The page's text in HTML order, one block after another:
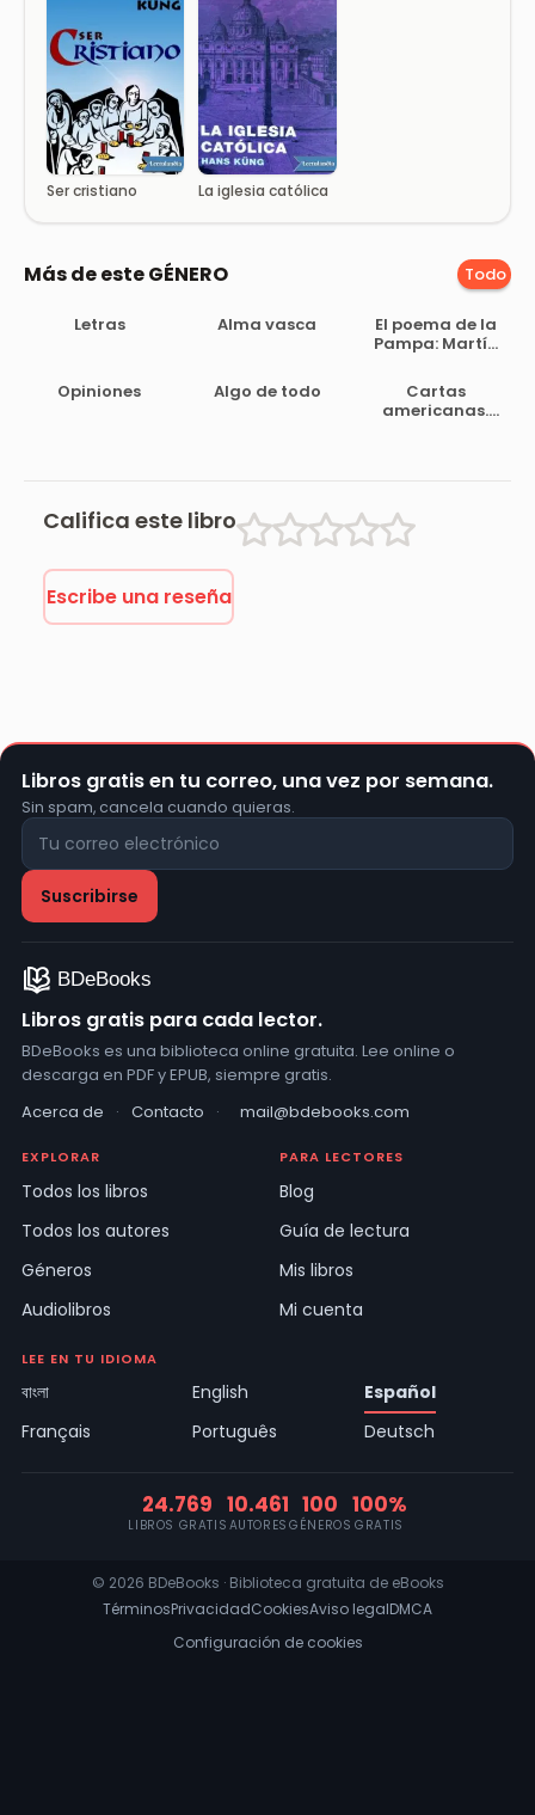
Ser cristiano La iglesia católica
Más de este GÉNERO Todo
Letras Alma vasca
El poema de la
Pampa: Martín
criollismo
español
Opiniones Algo de todo
Cartas
americanas.
Califica este libro
Escribe una reseña
Libros gratis en tu correo, una vez por semana.
Sin spam, cancela cuando quieras.
Libros gratis para cada lector.
BDeBooks es una biblioteca online gratuita. Lee online o
descarga en PDF y EPUB, siempre gratis.
Acerca de
· Contacto · mail@bdebooks.com
EXPLORAR
Todos los libros
Todos los autores
Géneros
Audiolibros
PARA LECTORES
Blog
Guía de lectura
Mis libros
Mi cuenta
LEE EN TU IDIOMA
বাংলা English
Español
Français
Português Deutsch
24.769
LIBROS GRATIS
10.461
AUTORES
100
GÉNEROS
100%
GRATIS
© 2026 BDeBooks · Biblioteca gratuita de eBooks
TérminosPrivacidadCookiesAviso legalDMCA
Configuración de cookies